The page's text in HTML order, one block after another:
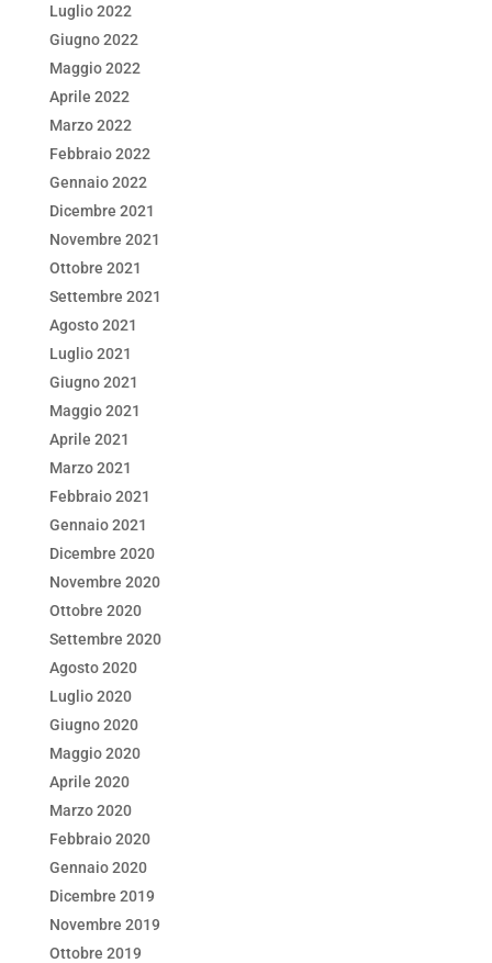
Luglio 2022
Giugno 2022
Maggio 2022
Aprile 2022
Marzo 2022
Febbraio 2022
Gennaio 2022
Dicembre 2021
Novembre 2021
Ottobre 2021
Settembre 2021
Agosto 2021
Luglio 2021
Giugno 2021
Maggio 2021
Aprile 2021
Marzo 2021
Febbraio 2021
Gennaio 2021
Dicembre 2020
Novembre 2020
Ottobre 2020
Settembre 2020
Agosto 2020
Luglio 2020
Giugno 2020
Maggio 2020
Aprile 2020
Marzo 2020
Febbraio 2020
Gennaio 2020
Dicembre 2019
Novembre 2019
Ottobre 2019